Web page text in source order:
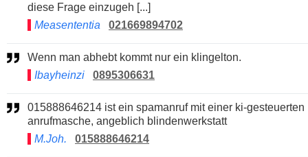
diese Frage einzugeh [...]
Measententia
021669894702
Wenn man abhebt kommt nur ein klingelton.
Ibayheinzi
0895306631
015888646214 ist ein spamanruf mit einer ki-gesteuerten
anrufmasche, angeblich blindenwerkstatt
M.Joh.
015888646214